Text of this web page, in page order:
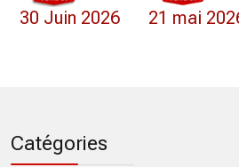
30 Juin 2026 21 mai
Catégories